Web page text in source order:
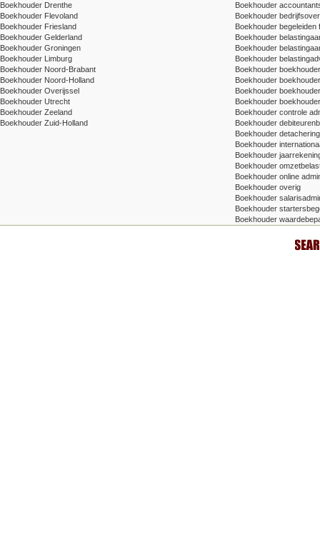
Boekhouder Drenthe
Boekhouder Flevoland
Boekhouder Friesland
Boekhouder Gelderland
Boekhouder Groningen
Boekhouder Limburg
Boekhouder Noord-Brabant
Boekhouder Noord-Holland
Boekhouder Overijssel
Boekhouder Utrecht
Boekhouder Zeeland
Boekhouder Zuid-Holland
Boekhouder
Boekhouder
Boekhouder
Boekhouder
Boekhouder
Boekhouder
Boekhouder
Boekhouder
Boekhouder
Boekhouder
Boekhouder controle
Boekhouder
Boekhouder
Boekhouder
Boekhouder
Boekhouder
Boekhouder online
Boekhouder overig
Boekhouder
Boekhouder
Boekhouder